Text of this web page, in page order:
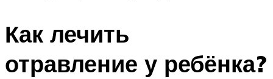
Как лечить
отравление у ребёнка?